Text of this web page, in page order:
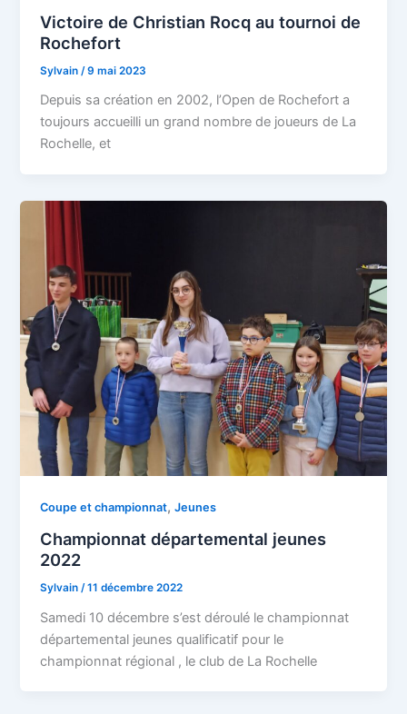
Victoire de Christian Rocq au tournoi de
Rochefort
Sylvain /9 mai 2023
Depuis sa création en 2002, l’Open de Rochefort a
toujours accueilli un grand nombre de joueurs de La
Rochelle, et
Coupe et championnat,Jeunes
Championnat départemental jeunes
2022
Sylvain /11 décembre 2022
Samedi 10 décembre s’est déroulé le championnat
départemental jeunes qualificatif pour le
championnat régional , le club de La Rochelle